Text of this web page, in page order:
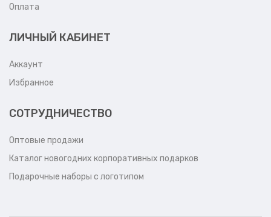
Оплата
ЛИЧНЫЙ КАБИНЕТ
Аккаунт
Избранное
СОТРУДНИЧЕСТВО
Оптовые продажи
Каталог новогодних корпоративных подарков
Подарочные наборы с логотипом